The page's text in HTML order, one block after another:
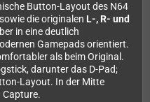
Button-Layout des N64
sowie die originalen L-, R- und
in eine deutlich
Gamepads orientiert.
als beim Original.
darunter das D-Pad;
Layout. In der Mitte
Capture.